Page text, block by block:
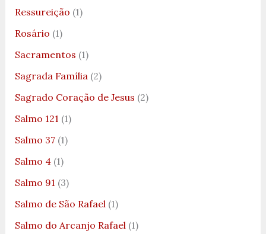
Ressureição (1)
Rosário (1)
Sacramentos (1)
Sagrada Família (2)
Sagrado Coração de Jesus (2)
Salmo 121 (1)
Salmo 37(1)
Salmo 4(1)
Salmo 91 (3)
Salmo de São Rafael (1)
Salmo do Arcanjo Rafael (1)